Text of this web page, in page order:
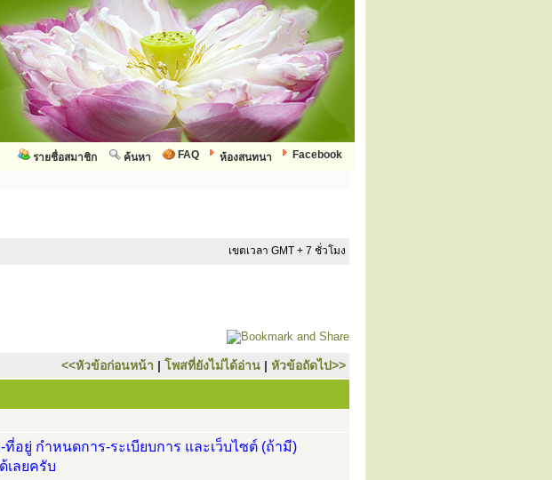
Facebook
ห้องสนทนา
FAQ
ค้นหา
รายชื่อสมาชิก
เขตเวลา GMT + 7 ชั่วโมง
<<หัวข้อก่อนหน้า | โพสที่ยังไม่ได้อ่าน | หัวข้อถัดไป>>
ยู่ กำหนดการ-ระเบียบการ และเว็บไซต์ (ถ้ามี)
เลยครับ